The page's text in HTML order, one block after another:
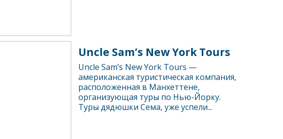
Uncle Sam’s New York Tours
Uncle Sam’s New York Tours —
американская туристическая компания,
расположенная в Манхеттене,
организующая туры по Нью-Йорку.
Туры дядюшки Сема, уже успели...